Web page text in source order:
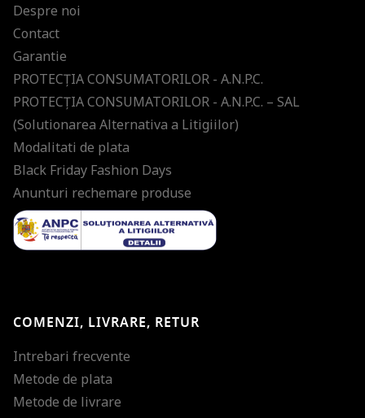
Despre noi
Contact
Garantie
PROTECŢIA CONSUMATORILOR - A.N.P.C.
PROTECŢIA CONSUMATORILOR - A.N.P.C. – SAL
(Solutionarea Alternativa a Litigiilor)
Modalitati de plata
Black Friday Fashion Days
Anunturi rechemare produse
COMENZI, LIVRARE, RETUR
Intrebari frecvente
Metode de plata
Metode de livrare